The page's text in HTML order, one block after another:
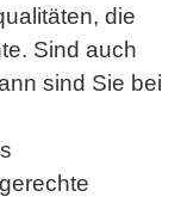
die
Sind auch
sind Sie bei